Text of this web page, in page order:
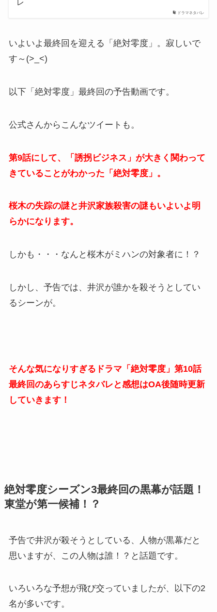
ドラマネタバレ
いよいよ最終回を迎える「絶対零度」。寂しいで
す～(>_<)
以下「絶対零度」最終回の予告動画です。
公式さんからこんなツイートも。
第9話にして、「誘拐ビジネス」が大きく関わって
きていることがわかった「絶対零度」。
桜木の失踪の謎と井沢家族殺害の謎もいよいよ明
らかになります。
しかも・・・なんと桜木がミハンの対象者に！？
しかし、予告では、井沢が誰かを殺そうとしてい
るシーンが。
そんな気になりすぎるドラマ「絶対零度」第10話
最終回のあらすじネタバレと感想はOA後随時更新
していきます！
絶対零度シーズン3最終回の黒幕が話題！
東堂が第一候補！？
予告で井沢が殺そうとしている、人物が黒幕だと
思いますが、この人物は誰！？と話題です。
いろいろな予想が飛び交っていましたが、以下の2
名が多いです。